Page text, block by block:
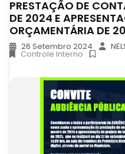
PRESTAÇÃO DE
DE 2024 E
ORÇAMENTÁRIA DE
26 Setembro 2024
Controle Interno